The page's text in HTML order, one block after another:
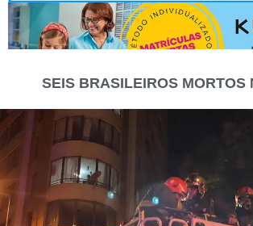
SEIS BRASILEIROS MORTOS